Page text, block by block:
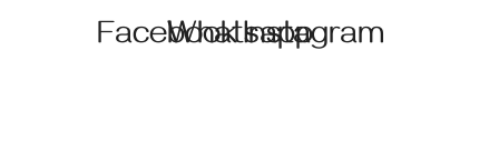
FacebookWhatsappInstagram